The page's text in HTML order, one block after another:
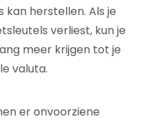
kan herstellen. Als je
verliest, kun je
meer krijgen tot je
valuta.
er onvoorziene